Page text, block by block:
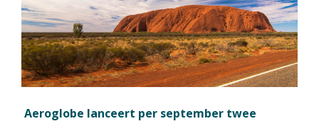
Aeroglobe lanceert per september twee